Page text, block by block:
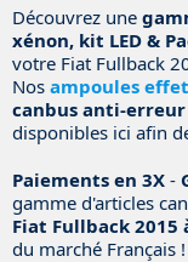
Découvrez une
xénon, kit LED &
votre Fiat Fullback
Nos ampoules
canbus anti-erreur
disponibles ici afin
Paiements en 3X -
gamme d'articles
Fiat Fullback 2015
du marché Français !